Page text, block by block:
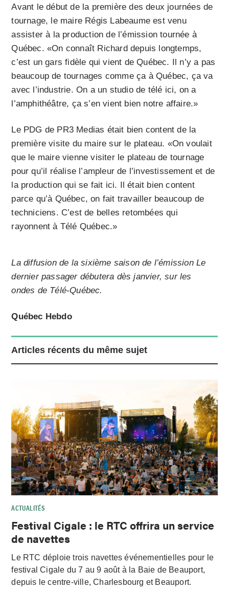
Avant le début de la première des deux journées de
tournage, le maire Régis Labeaume est venu
assister à la production de l’émission tournée à
Québec. «On connaît Richard depuis longtemps,
c’est un gars fidèle qui vient de Québec. Il n’y a pas
beaucoup de tournages comme ça à Québec, ça va
avec l’industrie. On a un studio de télé ici, on a
l’amphithéâtre, ça s’en vient bien notre affaire.»
Le PDG de PR3 Medias était bien content de la
première visite du maire sur le plateau. «On voulait
que le maire vienne visiter le plateau de tournage
pour qu’il réalise l’ampleur de l’investissement et de
la production qui se fait ici. Il était bien content
parce qu’à Québec, on fait travailler beaucoup de
techniciens. C’est de belles retombées qui
rayonnent à Télé Québec.»
La diffusion de la sixième saison de l’émission Le
dernier passager débutera dès janvier, sur les
ondes de Télé-Québec.
Québec Hebdo
Articles récents du même sujet
ACTUALITÉS
Festival Cigale : le RTC offrira un service
de navettes
Le RTC déploie trois navettes événementielles pour le
festival Cigale du 7 au 9 août à la Baie de Beauport,
depuis le centre-ville, Charlesbourg et Beauport.